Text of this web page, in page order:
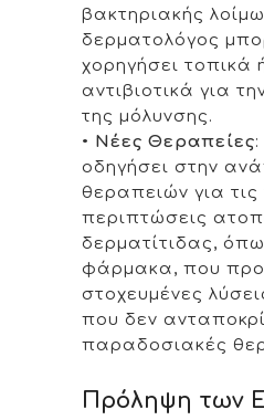
βακτηριακής
δερματολόγος
χορηγήσει τοπικά
αντιβιοτικά για
της μόλυνσης.
• Νέες Θεραπείες
οδηγήσει στην
θεραπειών για
περιπτώσεις
δερματίτιδας,
φάρμακα, που
στοχευμένες
που δεν
παραδοσιακές
Πρόληψη των